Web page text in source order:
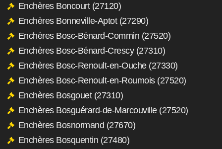
Enchères Boncourt (27120)
Enchères Bonneville-Aptot (27290)
Enchères Bosc-Bénard-Commin (27520)
Enchères Bosc-Bénard-Crescy (27310)
Enchères Bosc-Renoult-en-Ouche (27330)
Enchères Bosc-Renoult-en-Roumois (27520)
Enchères Bosgouet (27310)
Enchères Bosguérard-de-Marcouville (27520)
Enchères Bosnormand (27670)
Enchères Bosquentin (27480)